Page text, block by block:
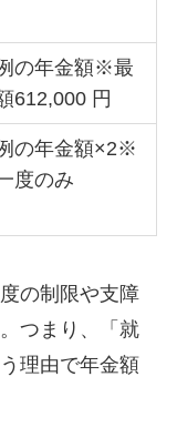
の年金額※最
612,000 円
の年金額×2※
度のみ
の制限や支障
つまり、「就
理由で年金額